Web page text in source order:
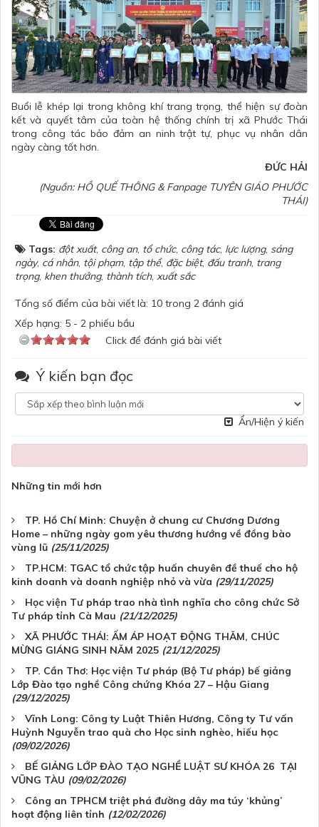
Buổi lễ khép lại trong không khí trang trọng, thể hiện sự đoàn
kết và quyết tâm của toàn hệ thống chính trị xã Phước Thái
trong công tác bảo đảm an ninh trật tự, phục vụ nhân dân
ngày càng tốt hơn.
ĐỨC HẢI
(Nguồn: HỒ QUẾ THÔNG & Fanpage TUYÊN GIÁO PHƯỚC
THÁI)
Tags: đột xuất, công an, tổ chức, công tác, lực lượng, sáng
ngày, cá nhân, tội phạm, tập thể, đặc biệt, đấu tranh, trang
trọng, khen thưởng, thành tích, xuất sắc
Tổng số điểm của bài viết là: 10 trong 2 đánh giá
Xếp hạng: 5 - 2 phiếu bầu
Click để đánh giá bài viết
Ý kiến bạn đọc
Ẩn/Hiện ý kiến
Những tin mới hơn
TP. Hồ Chí Minh: Chuyện ở chung cư Chương Dương
Home – những ngày gom yêu thương hướng về đồng bào
vùng lũ (25/11/2025)
TP.HCM: TGAC tổ chức tập huấn chuyên đề thuế cho hộ
kinh doanh và doanh nghiệp nhỏ và vừa (29/11/2025)
Học viện Tư pháp trao nhà tình nghĩa cho công chức Sở
Tư pháp tỉnh Cà Mau (21/12/2025)
XÃ PHƯỚC THÁI: ẤM ÁP HOẠT ĐỘNG THĂM, CHÚC
MỪNG GIÁNG SINH NĂM 2025 (21/12/2025)
TP. Cần Thơ: Học viện Tư pháp (Bộ Tư pháp) bế giảng
Lớp Đào tạo nghề Công chứng Khóa 27 – Hậu Giang
(29/12/2025)
Vĩnh Long: Công ty Luật Thiên Hương, Công ty Tư vấn
Huỳnh Nguyễn trao quà cho Học sinh nghèo, hiếu học
(09/02/2026)
BẾ GIẢNG LỚP ĐÀO TẠO NGHỀ LUẬT SƯ KHÓA 26 TẠI
VŨNG TÀU (09/02/2026)
Công an TPHCM triệt phá đường dây ma túy ‘khủng’
hoạt động liên tỉnh (12/02/2026)